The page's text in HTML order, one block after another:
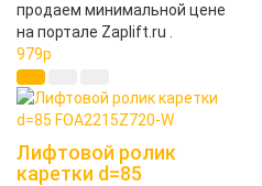
продаем минимальной цене
на портале Zaplift.ru .
979p
Лифтовой ролик
каретки d=85